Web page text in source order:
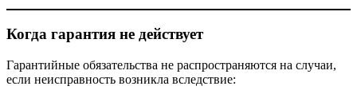
Когда гарантия не действует
Гарантийные обязательства не распространяются на случаи,
если неисправность возникла вследствие: